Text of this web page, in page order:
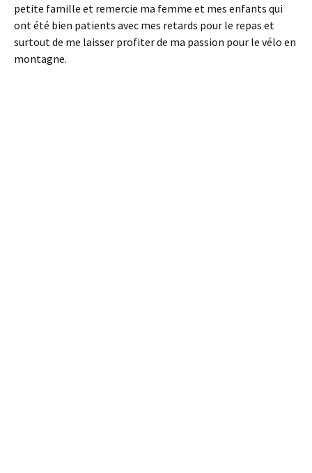
petite famille et remercie ma femme et mes enfants qui
ont été bien patients avec mes retards pour le repas et
surtout de me laisser profiter de ma passion pour le vélo en
montagne.